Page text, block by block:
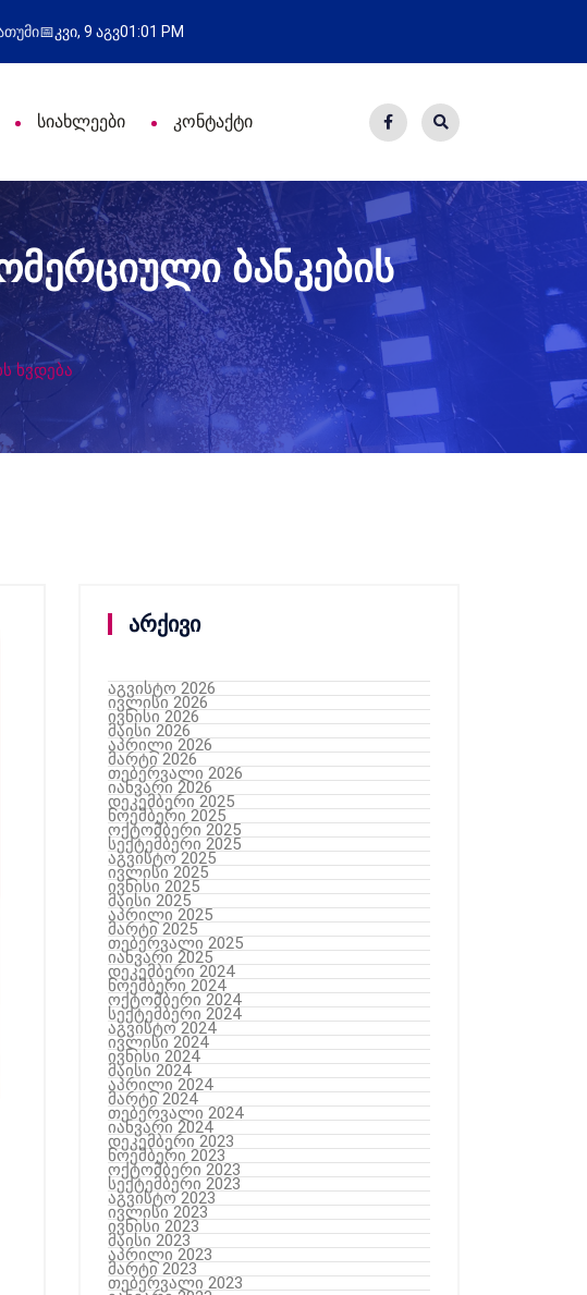
📅კვი, 9 აგვ01:01 PM
სიახლეები კონტაქტი
ბანკების
ხვდება
არქივი
აგვისტო 2026
ივლისი 2026
ივნისი 2026
მაისი 2026
აპრილი 2026
მარტი 2026
თებერვალი 2026
იანვარი 2026
დეკემბერი 2025
ნოემბერი 2025
ოქტომბერი 2025
სექტემბერი 2025
აგვისტო 2025
ივლისი 2025
ივნისი 2025
მაისი 2025
აპრილი 2025
მარტი 2025
თებერვალი 2025
იანვარი 2025
დეკემბერი 2024
ნოემბერი 2024
ოქტომბერი 2024
სექტემბერი 2024
აგვისტო 2024
ივლისი 2024
ივნისი 2024
მაისი 2024
აპრილი 2024
მარტი 2024
თებერვალი 2024
იანვარი 2024
დეკემბერი 2023
ნოემბერი 2023
ოქტომბერი 2023
სექტემბერი 2023
აგვისტო 2023
ივლისი 2023
ივნისი 2023
მაისი 2023
აპრილი 2023
მარტი 2023
თებერვალი 2023